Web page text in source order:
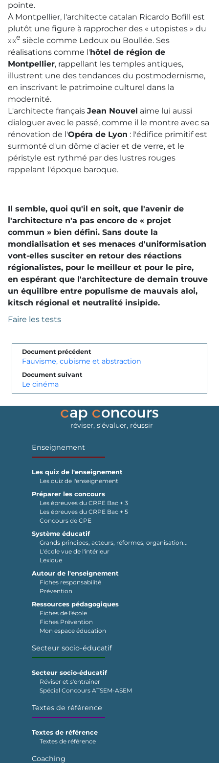
pointe.
À Montpellier, l'architecte catalan Ricardo Bofill est
plutôt une figure à rapprocher des « utopistes » du
xixe siècle comme Ledoux ou Boullée. Ses
réalisations comme l'hôtel de région de
Montpellier, rappellant les temples antiques,
illustrent une des tendances du postmodernisme,
en inscrivant le patrimoine culturel dans la
modernité.
L'architecte français Jean Nouvel aime lui aussi
dialoguer avec le passé, comme il le montre avec sa
rénovation de l'Opéra de Lyon : l'édifice primitif est
surmonté d'un dôme d'acier et de verre, et le
péristyle est rythmé par des lustres rouges
rappelant l'époque baroque.
Il semble, quoi qu'il en soit, que l'avenir de
l'architecture n'a pas encore de « projet
commun » bien défini. Sans doute la
mondialisation et ses menaces d'uniformisation
vont-elles susciter en retour des réactions
régionalistes, pour le meilleur et pour le pire,
en espérant que l'architecture de demain trouve
un équilibre entre populisme de mauvais aloi,
kitsch régional et neutralité insipide.
Faire les tests
Document précédent
Fauvisme, cubisme et abstraction
Document suivant
Le cinéma
réviser, s'évaluer, réussir
Enseignement
Les quiz de l'enseignement
Les quiz de l'enseignement
Préparer les concours
Les épreuves du CRPE Bac + 3
Les épreuves du CRPE Bac + 5
Concours de CPE
Système éducatif
Grands principes, acteurs, réformes, organisation...
L'école vue de l'intérieur
Lexique
Autour de l'enseignement
Fiches responsabilité
Prévention
Ressources pédagogiques
Fiches de l'école
Fiches Prévention
Mon espace éducation
Secteur socio-éducatif
Secteur socio-éducatif
Réviser et s'entraîner
Spécial Concours ATSEM-ASEM
Textes de référence
Textes de référence
Textes de référence
Coaching